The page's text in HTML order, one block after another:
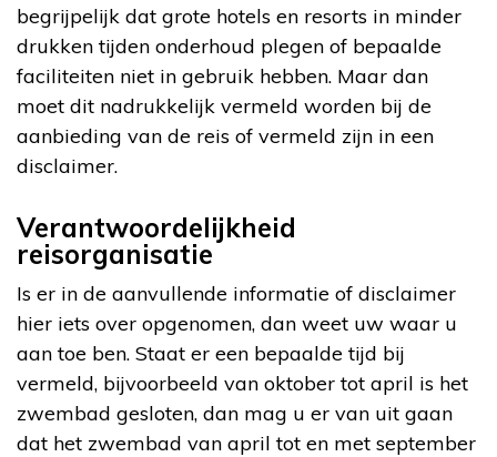
begrijpelijk dat grote hotels en resorts in minder
drukken tijden onderhoud plegen of bepaalde
faciliteiten niet in gebruik hebben. Maar dan
moet dit nadrukkelijk vermeld worden bij de
aanbieding van de reis of vermeld zijn in een
disclaimer.
Verantwoordelijkheid
reisorganisatie
Is er in de aanvullende informatie of disclaimer
hier iets over opgenomen, dan weet uw waar u
aan toe ben. Staat er een bepaalde tijd bij
vermeld, bijvoorbeeld van oktober tot april is het
zwembad gesloten, dan mag u er van uit gaan
dat het zwembad van april tot en met september